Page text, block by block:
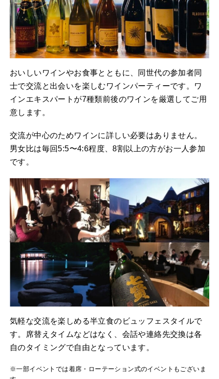
おいしいワインやお食事とともに、同世代の参加者同
士で交流と出会いを楽しむワインパーティーです。ワ
インエキスパートが7種類前後のワインを厳選してご用
意します。
交流が中心のためワインに詳しい必要はありません。
男女比は毎回5:5〜4:6程度、8割以上の方がお一人参加
です。
気軽な交流を楽しめる半立食のビュッフェスタイルで
す。席替えタイムなどはなく、会話や連絡先交換は各
自のタイミングで自由となっています。
※一部イベントでは着席・ローテーション式のイベントもございま